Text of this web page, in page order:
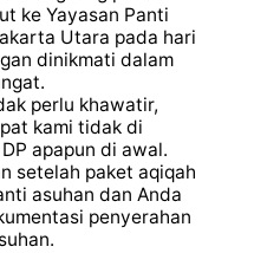
ke Yayasan Panti
Utara pada hari
dinikmati dalam
perlu khawatir,
kami tidak di
apapun di awal.
setelah paket aqiqah
asuhan dan Anda
penyerahan